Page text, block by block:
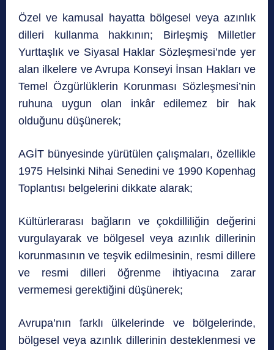
Özel ve kamusal hayatta bölgesel veya azınlık
dilleri kullanma hakkının; Birleşmiş Milletler
Yurttaşlık ve Siyasal Haklar Sözleşmesi’nde yer
alan ilkelere ve Avrupa Konseyi İnsan Hakları ve
Temel Özgürlüklerin Korunması Sözleşmesi’nin
ruhuna uygun olan inkâr edilemez bir hak
olduğunu düşünerek;
AGİT bünyesinde yürütülen çalışmaları, özellikle
1975 Helsinki Nihai Senedini ve 1990 Kopenhag
Toplantısı belgelerini dikkate alarak;
Kültürlerarası bağların ve çokdilliliğin değerini
vurgulayarak ve bölgesel veya azınlık dillerinin
korunmasının ve teşvik edilmesinin, resmi dillere
ve resmi dilleri öğrenme ihtiyacına zarar
vermemesi gerektiğini düşünerek;
Avrupa’nın farklı ülkelerinde ve bölgelerinde,
bölgesel veya azınlık dillerinin desteklenmesi ve